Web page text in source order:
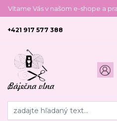
Vítame Vás v našom e-shope a
+421 917 577 388